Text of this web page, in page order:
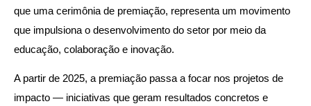
que uma cerimônia de premiação, representa um movimento
que impulsiona o desenvolvimento do setor por meio da
educação, colaboração e inovação.
A partir de 2025, a premiação passa a focar nos projetos de
impacto — iniciativas que geram resultados concretos e